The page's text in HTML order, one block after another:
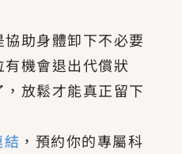
助身體卸下不必要
機會退出代償狀
放鬆才能真正留下
，預約你的專屬科